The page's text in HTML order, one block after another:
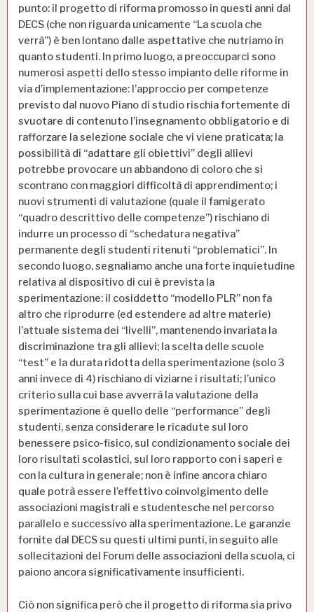
punto: il progetto di riforma promosso in questi anni dal
DECS (che non riguarda unicamente “La scuola che
verrà”) è ben lontano dalle aspettative che nutriamo in
quanto studenti. In primo luogo, a preoccuparci sono
numerosi aspetti dello stesso impianto delle riforme in
via d’implementazione: l’approccio per competenze
previsto dal nuovo Piano di studio rischia fortemente di
svuotare di contenuto l’insegnamento obbligatorio e di
rafforzare la selezione sociale che vi viene praticata; la
possibilità di “adattare gli obiettivi” degli allievi
potrebbe provocare un abbandono di coloro che si
scontrano con maggiori difficoltà di apprendimento; i
nuovi strumenti di valutazione (quale il famigerato
“quadro descrittivo delle competenze”) rischiano di
indurre un processo di “schedatura negativa”
permanente degli studenti ritenuti “problematici”. In
secondo luogo, segnaliamo anche una forte inquietudine
relativa al dispositivo di cui è prevista la
sperimentazione: il cosiddetto “modello PLR” non fa
altro che riprodurre (ed estendere ad altre materie)
l’attuale sistema dei “livelli”, mantenendo invariata la
discriminazione tra gli allievi; la scelta delle scuole
“test” e la durata ridotta della sperimentazione (solo 3
anni invece di 4) rischiano di viziarne i risultati; l’unico
criterio sulla cui base avverrà la valutazione della
sperimentazione è quello delle “performance” degli
studenti, senza considerare le ricadute sul loro
benessere psico-fisico, sul condizionamento sociale dei
loro risultati scolastici, sul loro rapporto con i saperi e
con la cultura in generale; non è infine ancora chiaro
quale potrà essere l’effettivo coinvolgimento delle
associazioni magistrali e studentesche nel percorso
parallelo e successivo alla sperimentazione. Le garanzie
fornite dal DECS su questi ultimi punti, in seguito alle
sollecitazioni del Forum delle associazioni della scuola, ci
paiono ancora significativamente insufficienti.
Ciò non significa però che il progetto di riforma sia privo